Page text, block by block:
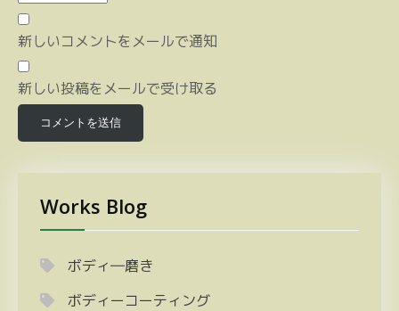
新しいコメントをメールで通知
新しい投稿をメールで受け取る
Works Blog
ボディ―磨き
ボディーコーティング